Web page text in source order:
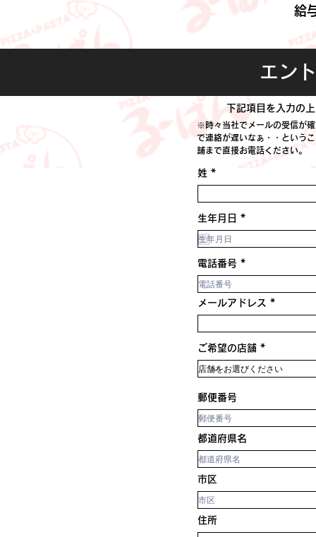
給
エン
下記項目を入力の
※時々当社でメールの受信が
で連絡が遅いなぁ・・という
舗まで直接お電話ください。
姓
生年月日 *r
u
e
電話番号
メールアドレス
ご希望の店舗
郵便番号
都道府県名
市区
住所